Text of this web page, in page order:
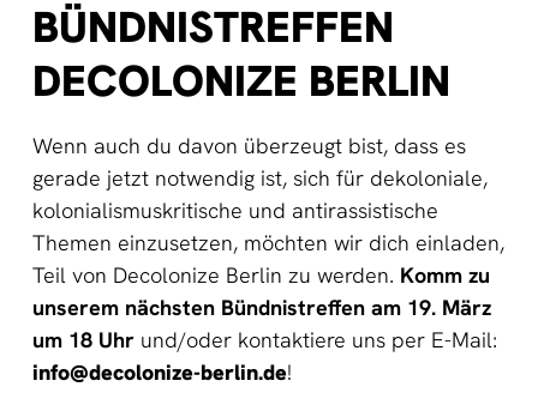
BÜNDNISTREFFEN
DECOLONIZE BERLIN
Wenn auch du davon überzeugt bist, dass es
gerade jetzt notwendig ist, sich für dekoloniale,
kolonialismuskritische und antirassistische
Themen einzusetzen, möchten wir dich einladen,
Teil von Decolonize Berlin zu werden. Komm zu
unserem nächsten Bündnistreffen am 19. März
um 18 Uhr und/oder kontaktiere uns per E-Mail:
info@decolonize-berlin.de!